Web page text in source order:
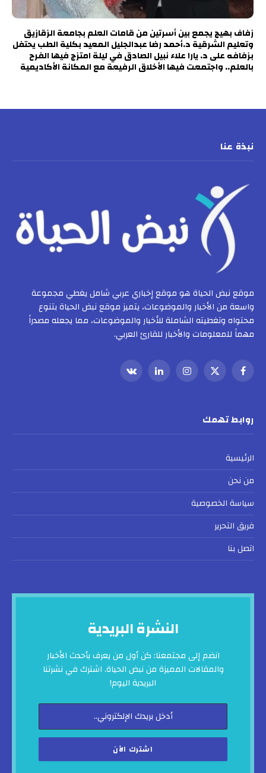
زفاف بهيج يجمع بين أسرتين من قامات العلم بجامعة الزقازيق
وتعليم الشرقية د.أحمد رضا عبدالجليل المعيد بكلية الطب يحتفل
بزفافه على د. يارا علاء نبيل الصادق في ليلة امتزج فيها الفرح
بالعلم.. واجتمعت فيها الأخلاق الرفيعة مع المكانة الأكاديمية
نبذة عنا
موقع نبض الحياة هو موقع إخباري عربي شامل يغطي مجموعة
واسعة من الأخبار والموضوعات، يتميز موقع نبض الحياة بتنوع
محتواه وتغطيته الشاملة للأخبار والموضوعات، مما يجعله مصدراً
مهماً للمعلومات والأخبار للقارئ العربي.
فيسبوك
X
الانستغراملينكدإنVKontakte
روابط تهمك
الرئيسية
من نحن
سياسة الخصوصية
فريق التحرير
اتصل بنا
النشرة البريدية
انضم إلى مجتمعنا: كن أول من يعرف بأحدث الأخبار
والمقالات المميزة من نبض الحياة. اشترك في نشرتنا
البريدية اليوم!